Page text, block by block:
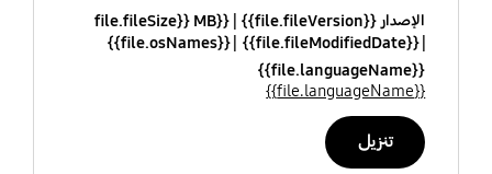
الإصدار {{file.fileVersion}}
{{file.fileSize}} MB
{{file.fileModifiedDate}}
{{file.osNames}}
{{file.languageName}}
{{file.languageName}}
تنزيل